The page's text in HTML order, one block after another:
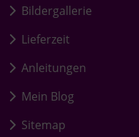
Bildergallerie
Lieferzeit
Anleitungen
Mein Blog
Sitemap